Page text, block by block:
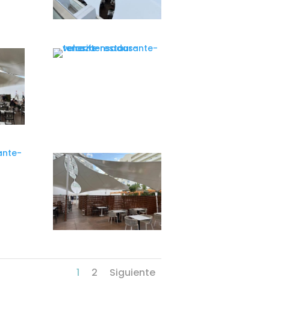
1 2 Siguiente